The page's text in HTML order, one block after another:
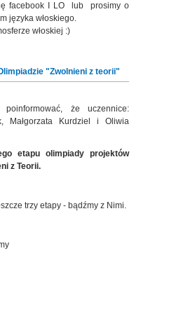
facebook I LO lub prosimy o
języka włoskiego.
włoskiej :)
"Zwolnieni z teorii"
poinformować, że uczennice:
Małgorzata Kurdziel i Oliwia
etapu olimpiady projektów
z Teorii.
trzy etapy - bądźmy z Nimi.